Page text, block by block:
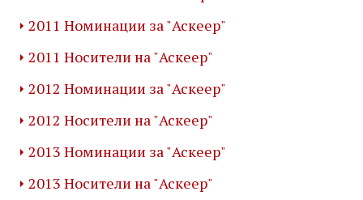
2011 Номинации за "Аскеер"
2011 Носители на "Аскеер"
2012 Номинации за "Аскеер"
2012 Носители на "Аскеер"
2013 Номинации за "Аскеер"
2013 Носители на "Аскеер"